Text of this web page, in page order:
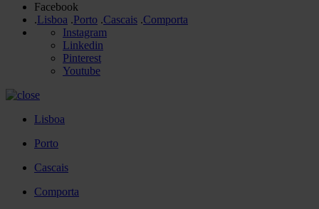
Facebook
.Lisboa .Porto .Cascais .Comporta
Instagram
Linkedin
Pinterest
Youtube
Lisboa
Porto
Cascais
Comporta